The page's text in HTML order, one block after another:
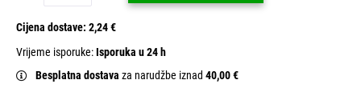
Cijena dostave: 2,24 €
Vrijeme isporuke:Isporuka u 24 h
Besplatna dostava za narudžbe iznad 40,00 €